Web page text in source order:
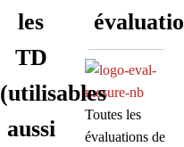
les
TD
(utilisables
aussi
Toutes les
évaluations de